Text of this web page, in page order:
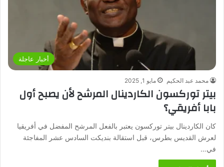
أخبار عاجلة
محمد عبد الحكيم مايو 1, 2025
بيتر توركسون الكاردينال المرشح لأن يصبح أول
بابا أفريقي؟
كان الكاردينال بيتر توركسون يعتبر بالفعل المرشح المفضل في أفريقيا
لعرش القديس بطرس، قبل استقالة بنديكت السادس عشر المفاجئة
في…